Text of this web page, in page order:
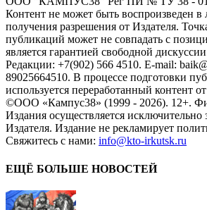
Контент не может быть воспроизведен
получения разрешения от Издателя.
публикаций может не совпадать с
является гарантией свободной
Редакции: +7(902) 566 4510. E-mail:
89025664510. В процессе подготовки
используется переработанный контент
©ООО «Кампус38» (1999 - 2026). 12+.
Издания осуществляется исключительно
Издателя. Издание не рекламирует
Свяжитесь с нами: info@kto-irkutsk.ru
ЕЩЁ БОЛЬШЕ НОВОСТЕЙ